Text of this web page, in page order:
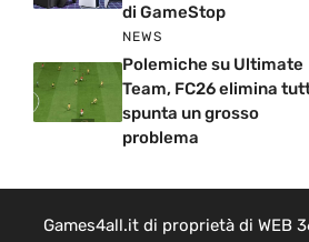
di GameStop
NEWS
Polemiche su Ultimate
Team, FC26 elimina
spunta un grosso
problema
Games4all.it di proprietà di WEB